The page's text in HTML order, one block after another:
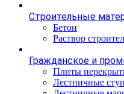
Строительные
Бетон
Раствор
Гражданское и
Плиты
Лестничные